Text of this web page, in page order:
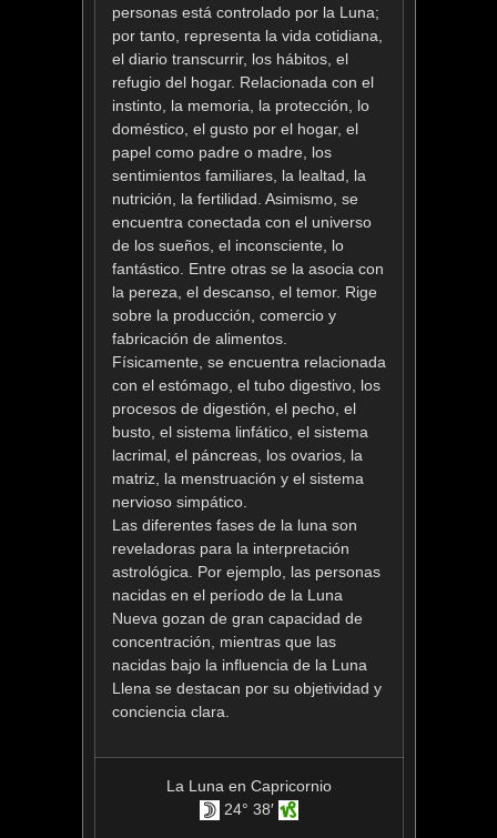
personas está controlado por la Luna;
por tanto, representa la vida cotidiana,
el diario transcurrir, los hábitos, el
refugio del hogar. Relacionada con el
instinto, la memoria, la protección, lo
doméstico, el gusto por el hogar, el
papel como padre o madre, los
sentimientos familiares, la lealtad, la
nutrición, la fertilidad. Asimismo, se
encuentra conectada con el universo
de los sueños, el inconsciente, lo
fantástico. Entre otras se la asocia con
la pereza, el descanso, el temor. Rige
sobre la producción, comercio y
fabricación de alimentos.
Físicamente, se encuentra relacionada
con el estómago, el tubo digestivo, los
procesos de digestión, el pecho, el
busto, el sistema linfático, el sistema
lacrimal, el páncreas, los ovarios, la
matriz, la menstruación y el sistema
nervioso simpático.
Las diferentes fases de la luna son
reveladoras para la interpretación
astrológica. Por ejemplo, las personas
nacidas en el período de la Luna
Nueva gozan de gran capacidad de
concentración, mientras que las
nacidas bajo la influencia de la Luna
Llena se destacan por su objetividad y
conciencia clara.
La Luna en Capricornio
24° 38′